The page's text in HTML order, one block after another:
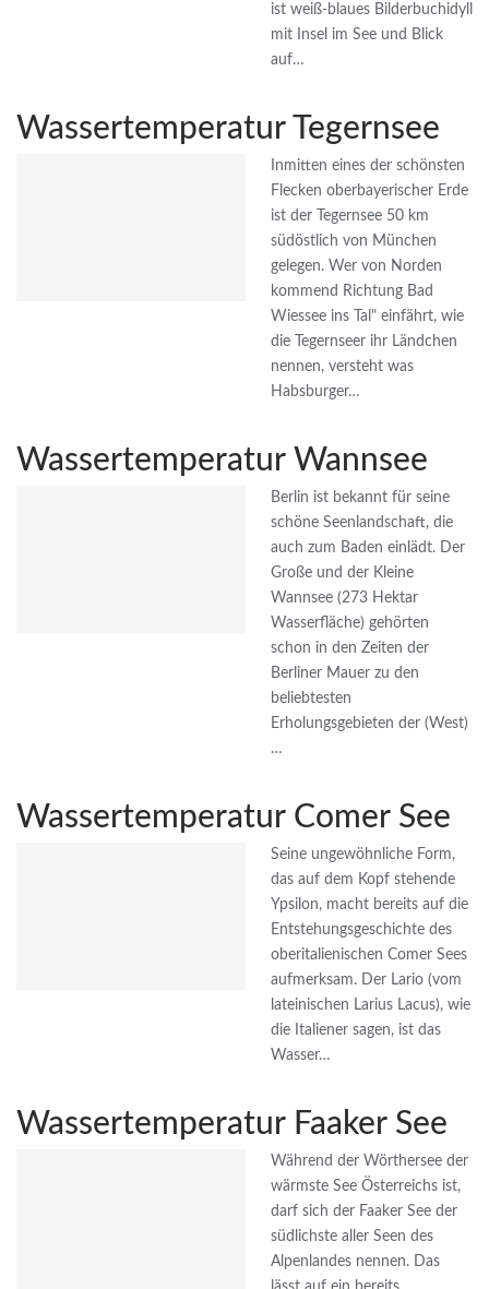
ist weiß-blaues Bilderbuchidyll
mit Insel im See und Blick
auf…
Wassertemperatur Tegernsee
Inmitten eines der schönsten
Flecken oberbayerischer Erde
ist der Tegernsee 50 km
südöstlich von München
gelegen. Wer von Norden
kommend Richtung Bad
Wiessee ins Tal" einfährt, wie
die Tegernseer ihr Ländchen
nennen, versteht was
Habsburger…
Wassertemperatur Wannsee
Berlin ist bekannt für seine
schöne Seenlandschaft, die
auch zum Baden einlädt. Der
Große und der Kleine
Wannsee (273 Hektar
Wasserfläche) gehörten
schon in den Zeiten der
Berliner Mauer zu den
beliebtesten
Erholungsgebieten der (West)
…
Wassertemperatur Comer See
Seine ungewöhnliche Form,
das auf dem Kopf stehende
Ypsilon, macht bereits auf die
Entstehungsgeschichte des
oberitalienischen Comer Sees
aufmerksam. Der Lario (vom
lateinischen Larius Lacus), wie
die Italiener sagen, ist das
Wasser…
Wassertemperatur Faaker See
Während der Wörthersee der
wärmste See Österreichs ist,
darf sich der Faaker See der
südlichste aller Seen des
Alpenlandes nennen. Das